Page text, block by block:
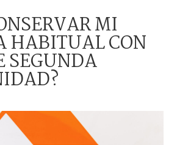
MI
HABITUAL CON
SEGUNDA